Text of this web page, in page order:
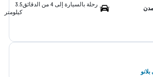
رحلة بالسيارة إلى 4 من الدقائق
3.5
كيلومتر